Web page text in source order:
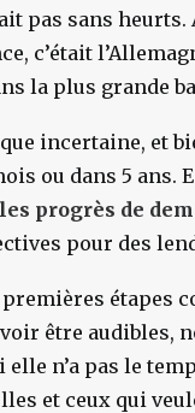
pas sans
c’était
la plus grande
incertaine, et
ou dans 5 ans.
progrès de
pour des
étapes
être audibles,
n’a pas le
et ceux qui